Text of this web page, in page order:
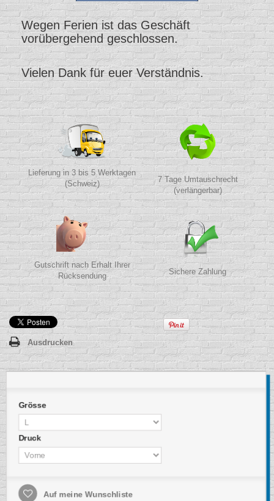
Wegen Ferien ist das Geschäft
vorübergehend geschlossen.
Vielen Dank für euer Verständnis.
Lieferung in 3 bis 5 Werktagen
(Schweiz)
7 Tage Umtauschrecht
(verlängerbar)
Gutschrift nach Erhalt Ihrer
Rücksendung
Sichere Zahlung
Ausdrucken
Grösse
Druck
Auf meine Wunschliste